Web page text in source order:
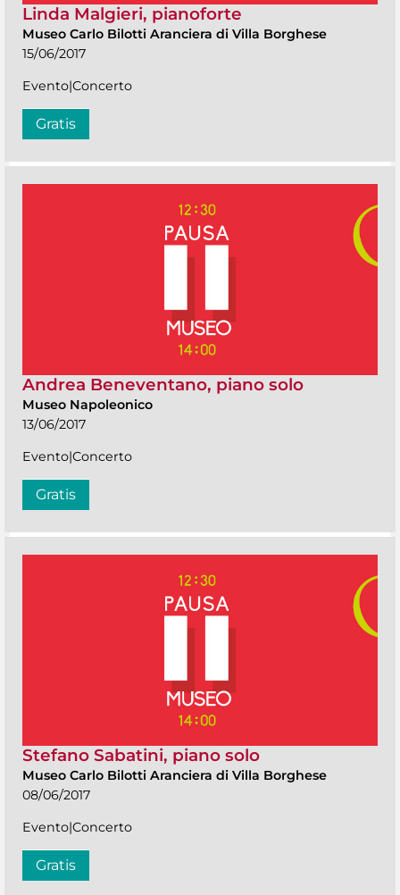
Linda Malgieri, pianoforte
Museo Carlo Bilotti Aranciera di Villa Borghese
15/06/2017
Evento|Concerto
Gratis
Andrea Beneventano, piano solo
Museo Napoleonico
13/06/2017
Evento|Concerto
Gratis
Stefano Sabatini, piano solo
Museo Carlo Bilotti Aranciera di Villa Borghese
08/06/2017
Evento|Concerto
Gratis